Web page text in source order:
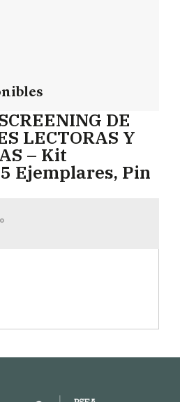
DE
LECTORAS Y
– Kit
Ejemplares, Pin